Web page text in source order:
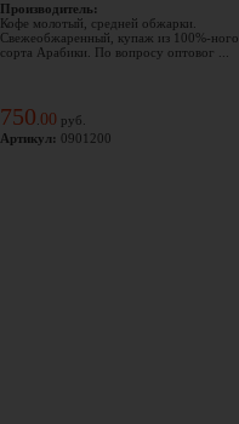
Производитель:
Кофе молотый, средней обжарки.
Свежеобжаренный, купаж из 100%-ного
сорта Арабики. По вопросу оптовог ...
750 00 руб.
Артикул: 0901200